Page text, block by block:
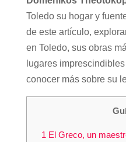
Toledo su hogar y
de este artículo,
en Toledo, sus obras
lugares
conocer más sobre su
1El Greco, un